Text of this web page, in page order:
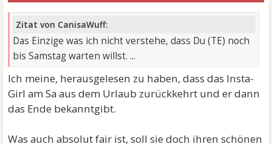
Zitat von CanisaWuff:
Das Einzige was ich nicht verstehe, dass Du (TE) noch
bis Samstag warten willst. ...
Ich meine, herausgelesen zu haben, dass das Insta-
Girl am Sa aus dem Urlaub zurückkehrt und er dann
das Ende bekanntgibt.
Was auch absolut fair ist, soll sie doch ihren schönen